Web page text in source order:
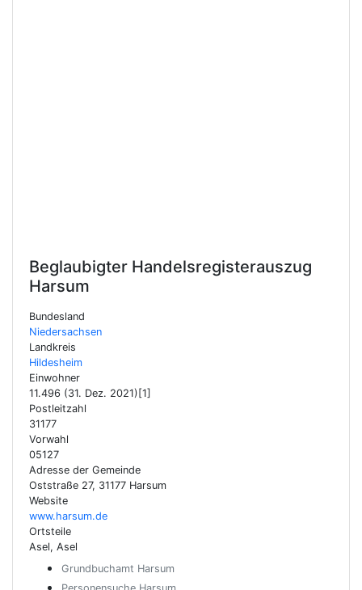
Beglaubigter Handelsregisterauszug
Harsum
Bundesland
Niedersachsen
Landkreis
Hildesheim
Einwohner
11.496 (31. Dez. 2021)[1]
Postleitzahl
31177
Vorwahl
05127
Adresse der Gemeinde
Oststraße 27, 31177 Harsum
Website
www.harsum.de
Ortsteile
Asel, Asel
Grundbuchamt Harsum